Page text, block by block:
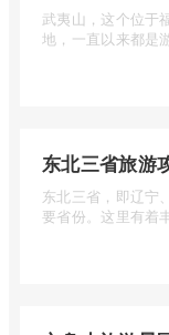
武夷山，这个位于
地，一直以来都是
东北三省，即辽宁
要省份。这里有着